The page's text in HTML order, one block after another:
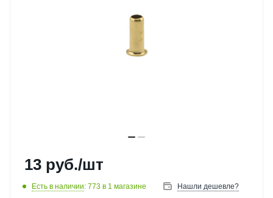
13 руб./шт
Есть в наличии: 773 в 1 магазине Нашли дешевле?